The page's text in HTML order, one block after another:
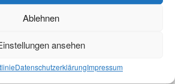
Ablehnen
ansehen
DatenschutzerklärungImpressum
Top-Seiten